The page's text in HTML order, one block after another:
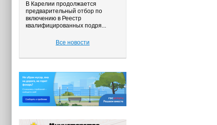
В Карелии продолжается
предварительный отбор по
включению в Реестр
квалифицированных подря...
Все новости